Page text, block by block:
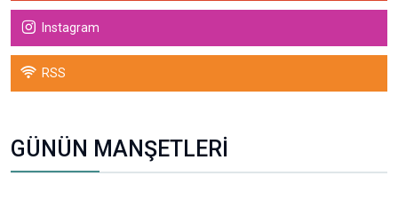
Instagram
RSS
GÜNÜN MANŞETLERİ